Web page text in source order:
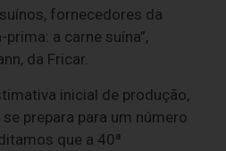
fornecedores da
a carne suína”,
da Fricar.
inicial de produção,
prepara para um número
que a 40ª